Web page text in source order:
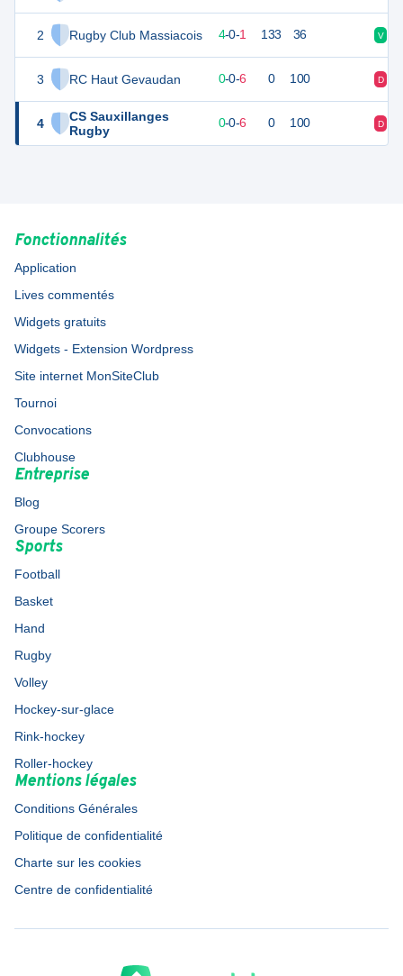
2 Rugby Club Massiacois
3 RC Haut Gevaudan
4
CS Sauxillanges
Rugby
21 5 4-0-1 133 36 V
-12 0-0-6 0 100 D
-12 0-0-6 0 100 D
Fonctionnalités
Application
Lives commentés
Widgets gratuits
Widgets - Extension Wordpress
Site internet MonSiteClub
Tournoi
Convocations
Clubhouse
Entreprise
Blog
Groupe Scorers
Sports
Football
Basket
Hand
Rugby
Volley
Hockey-sur-glace
Rink-hockey
Roller-hockey
Mentions légales
Conditions Générales
Politique de confidentialité
Charte sur les cookies
Centre de confidentialité